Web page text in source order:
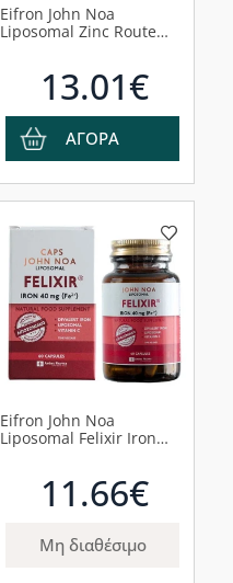
Eifron John Noa
Liposomal Zinc Route
90φυτικές κάψουλες
13.01€
ΑΓΟΡΑ
Eifron John Noa
Liposomal Felixir Iron
κάψουλες11.66€
Μη διαθέσιμο